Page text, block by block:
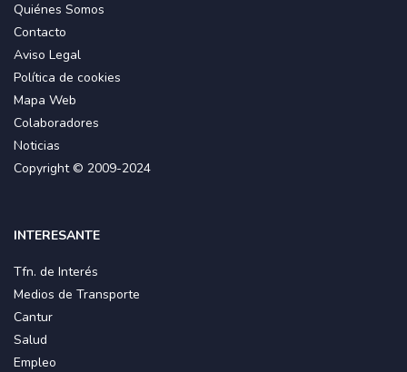
Quiénes Somos
Contacto
Aviso Legal
Política de cookies
Mapa Web
Colaboradores
Noticias
Copyright © 2009-2024
INTERESANTE
Tfn. de Interés
Medios de Transporte
Cantur
Salud
Empleo